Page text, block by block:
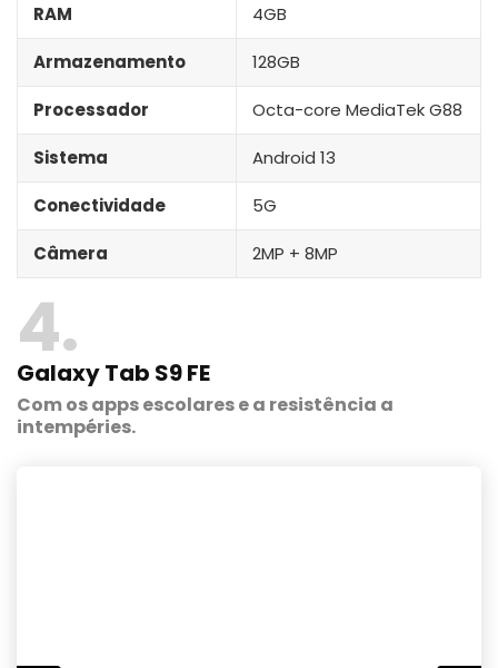
RAM 4GB
Armazenamento 128GB
Processador Octa-core MediaTek G88
Sistema Android 13
Conectividade 5G
Câmera 2MP + 8MP
4
Galaxy Tab S9 FE
Com os apps escolares e a resistência a
intempéries.